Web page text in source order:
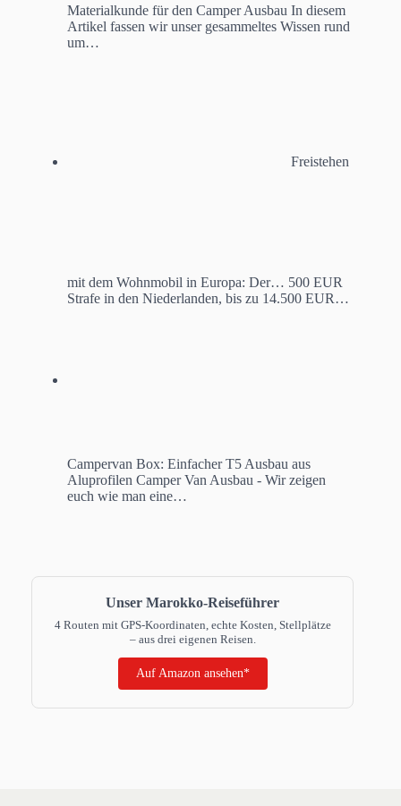
Materialkunde für den Camper Ausbau In diesem
Artikel fassen wir unser gesammeltes Wissen rund
um…
Freistehen
mit dem Wohnmobil in Europa: Der… 500 EUR
Strafe in den Niederlanden, bis zu 14.500 EUR…
Campervan Box: Einfacher T5 Ausbau aus
Aluprofilen Camper Van Ausbau - Wir zeigen
euch wie man eine…
Unser Marokko-Reiseführer
4 Routen mit GPS-Koordinaten, echte Kosten, Stellplätze
– aus drei eigenen Reisen.
Auf Amazon ansehen*